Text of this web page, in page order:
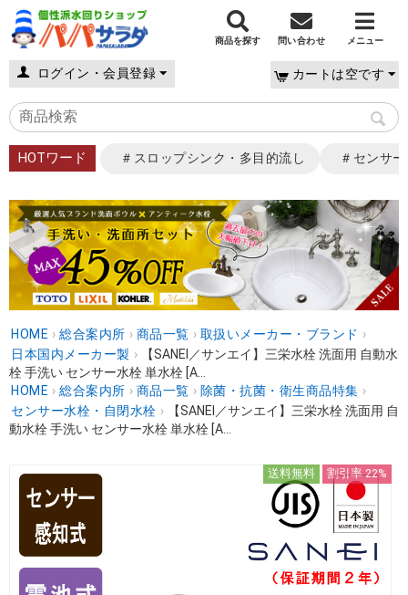
商品を探す 問い合わせ メニュー
ログイン・会員登録 カートは空です
HOTワード ＃スロップシンク・多目的流し ＃センサ
HOME › 総合案内所 › 商品一覧 › 取扱いメーカー・ブランド ›
日本国内メーカー製 ›
【SANEI／サンエイ】三栄水栓 洗面用 自動水
栓 手洗い センサー水栓 単水栓 [A...
HOME › 総合案内所 › 商品一覧 › 除菌・抗菌・衛生商品特集 ›
センサー水栓・自閉水栓 ›
【SANEI／サンエイ】三栄水栓 洗面用 自
動水栓 手洗い センサー水栓 単水栓 [A...
送料無料 割引率 22%